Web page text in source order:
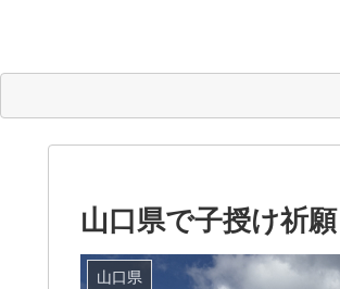
山口県で子授け祈
山口県